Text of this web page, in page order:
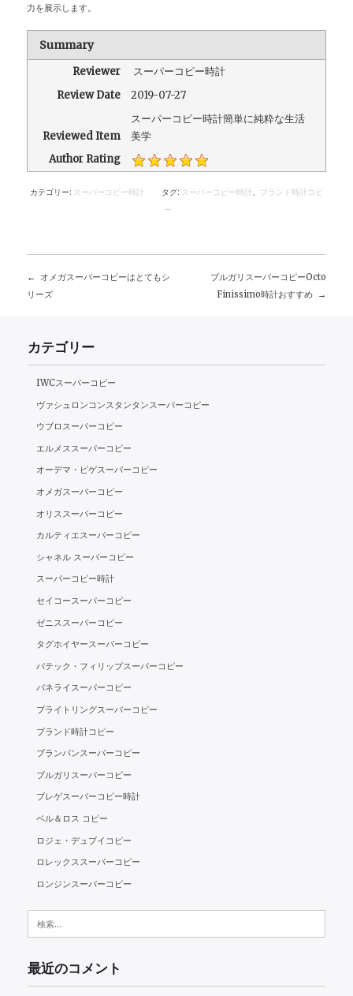
力を展示します。
Summary
Reviewer
スーパーコピー時計
Review Date
2019-07-27
Reviewed Item
スーパーコピー時計簡単に純粋な生活
美学
Author Rating
カテゴリー: スーパーコピー時計 タグ: スーパーコピー時計、 ブランド時計コピ
ー
投
ナ
ビ
ゲ
ー
シ
ョ
ン
オメガスーパーコピーはとてもシ
リーズ
ブルガリスーパーコピーOcto
Finissimo時計おすすめ
カテゴリー
IWCスーパーコピー
ヴァシュロンコンスタンタンスーパーコピー
ウブロスーパーコピー
エルメススーパーコピー
オーデマ・ピゲスーパーコピー
オメガスーパーコピー
オリススーパーコピー
カルティエスーパーコピー
シャネル スーパーコピー
スーパーコピー時計
セイコースーパーコピー
ゼニススーパーコピー
タグホイヤースーパーコピー
パテック・フィリップスーパーコピー
パネライスーパーコピー
ブライトリングスーパーコピー
ブランド時計コピー
ブランパンスーパーコピー
ブルガリスーパーコピー
ブレゲスーパーコピー時計
ベル＆ロス コピー
ロジェ・デュブイコピー
ロレックススーパーコピー
ロンジンスーパーコピー
索:
最近のコメント